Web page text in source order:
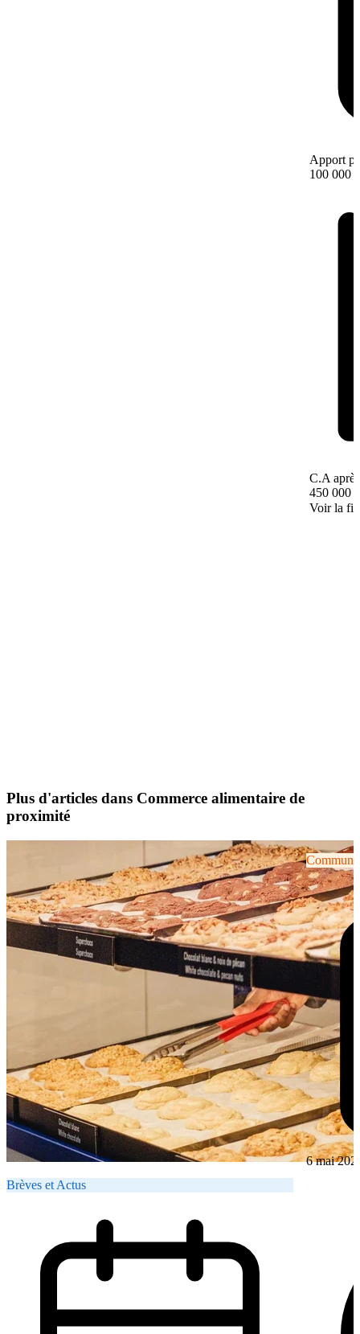
Apport
100 000 €
C.A
450 000 €
Voir la
Plus d'articles dans Commerce alimentaire de
proximité
Brèves et Actus
6 mai